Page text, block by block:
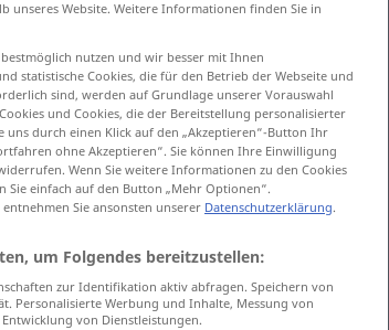
geistig
unseres Website. Weitere Informationen finden Sie in
nutzen und wir besser mit Ihnen
statistische Cookies, die für den Betrieb der Webseite und
sind, werden auf Grundlage unserer Vorauswahl
und Cookies, die der Bereitstellung personalisierter
durch einen Klick auf den „Akzeptieren“-Button Ihr
ohne Akzeptieren“. Sie können Ihre Einwilligung
Wenn Sie weitere Informationen zu den Cookies
Sie einfach auf den Button „Mehr Optionen“.
Sie ansonsten unserer Datenschutzerklärung.
um Folgendes bereitzustellen:
zur Identifikation aktiv abfragen. Speichern von
Personalisierte Werbung und Inhalte, Messung von
von Dienstleistungen.